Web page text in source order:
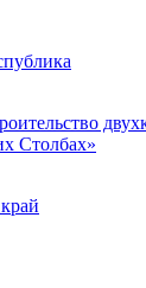
Столбах»